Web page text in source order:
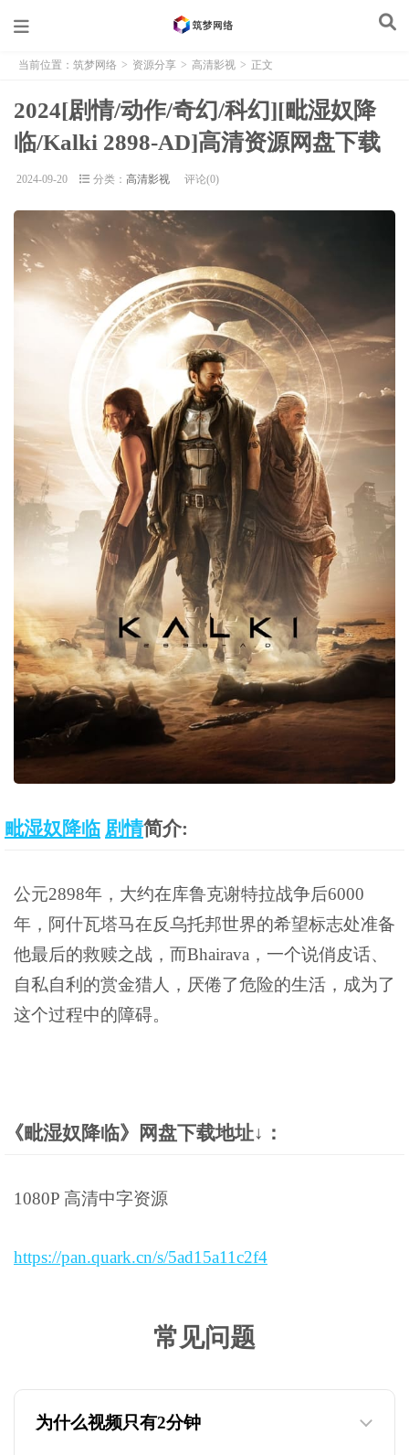
当前位置： 筑梦网络 > 资源分享 > 高清影视 > 正文
2024[剧情/动作/奇幻/科幻][毗湿奴降
临/Kalki 2898-AD]高清资源网盘下载
2024-09-20 分类： 高清影视 评论(0)
毗湿奴降临 剧情简介:
公元2898年，大约在库鲁克谢特拉战争后6000
年，阿什瓦塔马在反乌托邦世界的希望标志处准备
他最后的救赎之战，而Bhairava，一个说俏皮话、
自私自利的赏金猎人，厌倦了危险的生活，成为了
这个过程中的障碍。
《毗湿奴降临》网盘下载地址↓：
1080P 高清中字资源
https://pan.quark.cn/s/5ad15a11c2f4
常见问题
为什么视频只有2分钟